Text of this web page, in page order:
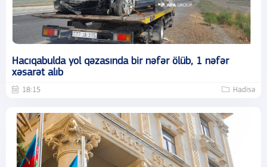
Hacıqabulda yol qəzasında bir nəfər ölüb, 1 nəfər
xəsarət alıb
18:15 Hadisə